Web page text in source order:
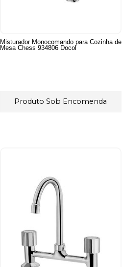
Misturador Monocomando para Cozinha de
Mesa Chess 934806 Docol
Produto Sob Encomenda